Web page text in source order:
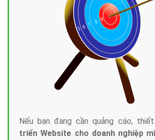
Nếu bạn đang cần quảng cáo,
triển Website cho doanh nghiệp